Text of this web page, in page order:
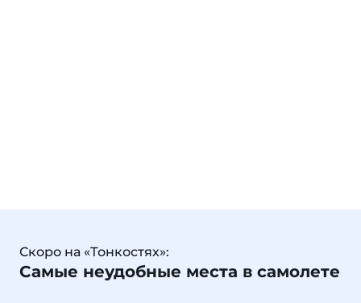
Скоро на «Тонкостях»:
Самые неудобные места в самолете